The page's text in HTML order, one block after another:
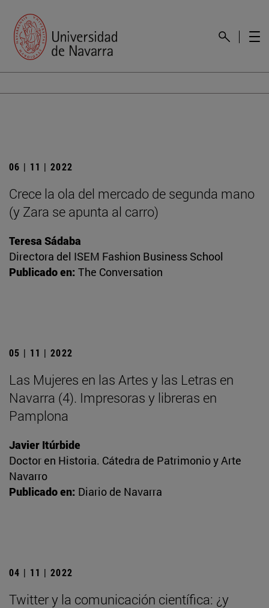
06 | 11 | 2022
Crece la ola del mercado de segunda mano
(y Zara se apunta al carro)
Teresa Sádaba
Directora del ISEM Fashion Business School
Publicado en: The Conversation
05 | 11 | 2022
Las Mujeres en las Artes y las Letras en
Navarra (4). Impresoras y libreras en
Pamplona
Javier Itúrbide
Doctor en Historia. Cátedra de Patrimonio y Arte
Navarro
Publicado en: Diario de Navarra
04 | 11 | 2022
Twitter y la comunicación científica: ¿y